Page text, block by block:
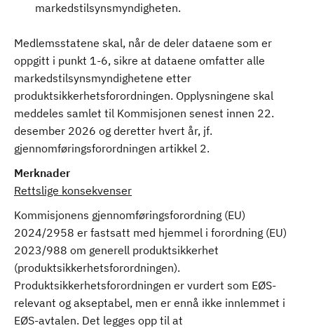
markedstilsynsmyndigheten.
Medlemsstatene skal, når de deler dataene som er
oppgitt i punkt 1-6, sikre at dataene omfatter alle
markedstilsynsmyndighetene etter
produktsikkerhetsforordningen. Opplysningene skal
meddeles samlet til Kommisjonen senest innen 22.
desember 2026 og deretter hvert år, jf.
gjennomføringsforordningen artikkel 2.
Merknader
Rettslige konsekvenser
Kommisjonens gjennomføringsforordning (EU)
2024/2958 er fastsatt med hjemmel i forordning (EU)
2023/988 om generell produktsikkerhet
(produktsikkerhetsforordningen).
Produktsikkerhetsforordningen er vurdert som EØS-
relevant og akseptabel, men er ennå ikke innlemmet i
EØS-avtalen. Det legges opp til at